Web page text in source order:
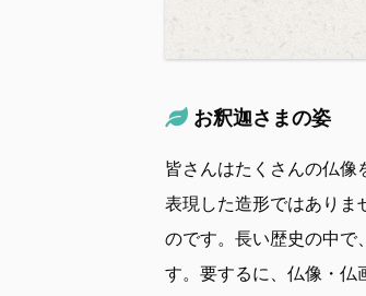
お釈迦さまの姿
皆さんはたくさんの仏像
表現した造形ではありま
のです。長い歴史の中で
す。要するに、仏像・仏